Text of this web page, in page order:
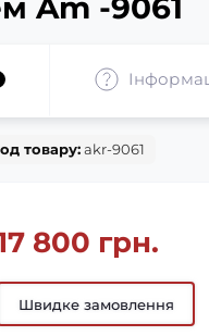
Am -9061
товару:akr-9061
800 грн.
Швидке замовлення